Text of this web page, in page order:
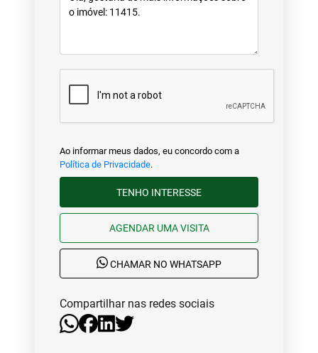
Ao informar meus dados, eu concordo com a
Política de Privacidade.
TENHO INTERESSE
AGENDAR UMA VISITA
CHAMAR NO WHATSAPP
Compartilhar nas redes sociais